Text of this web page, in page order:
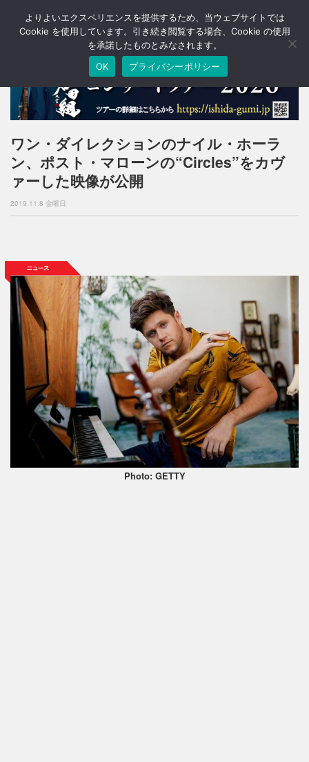
T
o
a
v
a
n
ワン・ダイレクションのナイル・ホーラ
ン、ポスト・マローンの“Circles”をカヴ
ァーした映像が公開
2019.11.8 金曜日
Photo: GETTY
よりよいエクスペリエンスを提供するため、当ウェブサイトでは
Cookie を使用しています。引き続き閲覧する場合、Cookie の使用
を承諾したものとみなされます。
OK
プライバシーポリシー